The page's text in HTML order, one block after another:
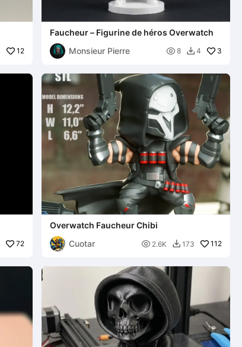
12
Faucheur – Figurine de héros Overwatch
Monsieur Pierre
 8  4 3
72
Overwatch Faucheur Chibi
Cuotar
 2.6K  173 112